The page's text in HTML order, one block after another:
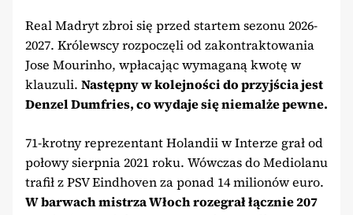
Real Madryt zbroi się przed startem sezonu 2026-
2027. Królewscy rozpoczęli od zakontraktowania
Jose Mourinho, wpłacając wymaganą kwotę w
klauzuli. Następny w kolejności do przyjścia jest
Denzel Dumfries, co wydaje się niemalże pewne.
71-krotny reprezentant Holandii w Interze grał od
połowy sierpnia 2021 roku. Wówczas do Mediolanu
trafił z PSV Eindhoven za ponad 14 milionów euro.
W barwach mistrza Włoch rozegrał łącznie 207